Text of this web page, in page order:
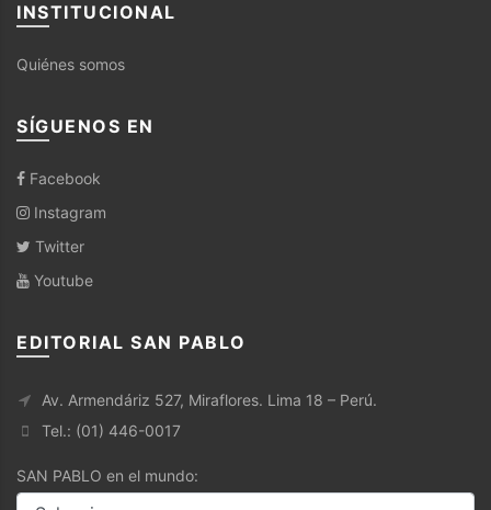
INSTITUCIONAL
Quiénes somos
SÍGUENOS EN
Facebook
Instagram
Twitter
Youtube
EDITORIAL SAN PABLO
Av. Armendáriz 527, Miraflores. Lima 18 – Perú.
Tel.: (01) 446-0017
SAN PABLO en el mundo: